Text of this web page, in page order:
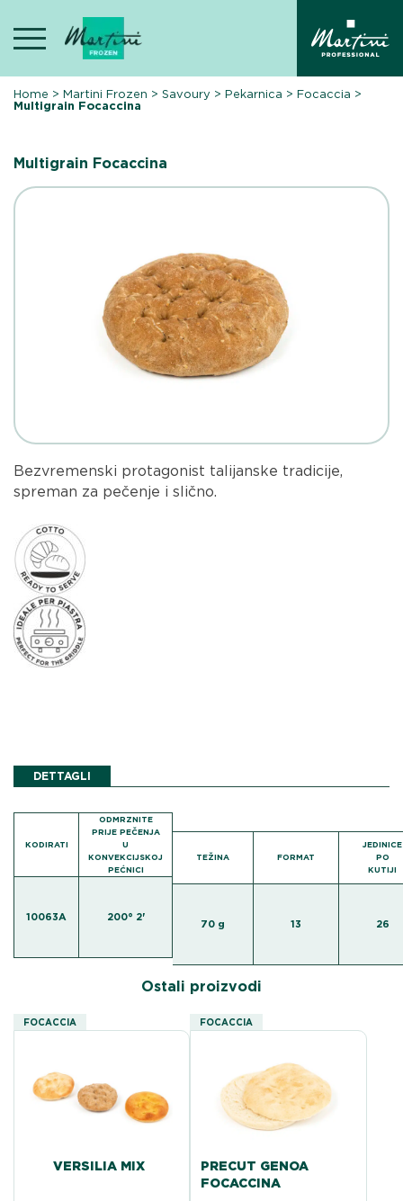
content
Home >Martini Frozen >Savoury >Pekarnica >Focaccia >
Multigrain Focaccina
Multigrain Focaccina
Bezvremenski protagonist talijanske tradicije,
spreman za pečenje i slično.
DETTAGLI
KODIRATI
ODMRZNITE
PRIJE PEČENJA
U
KONVEKCIJSKOJ
PEĆNICI
10063A 200° 2'
TEŽINA FORMAT
JEDINICE
PO
KUTIJI
70 g 13 26
Ostali proizvodi
FOCACCIA
VERSILIA MIX
FOCACCIA
PRECUT GENOA
FOCACCINA